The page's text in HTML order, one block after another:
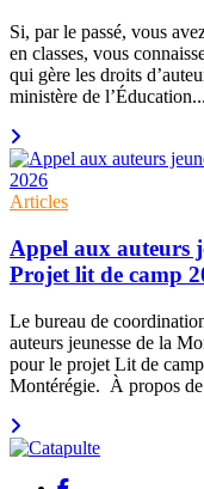
Si, par le passé, vous
en classes, vous
qui gère les droits
ministère de l’Éducation...
Articles
Appel aux auteurs
Projet lit de camp
Le bureau de
auteurs jeunesse de la
pour le projet Lit de
Montérégie. À propos